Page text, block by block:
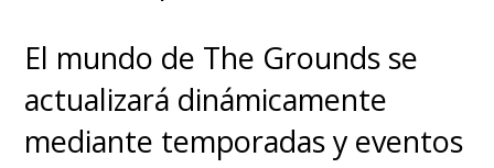
El mundo de The Grounds se
actualizará dinámicamente
mediante temporadas y eventos